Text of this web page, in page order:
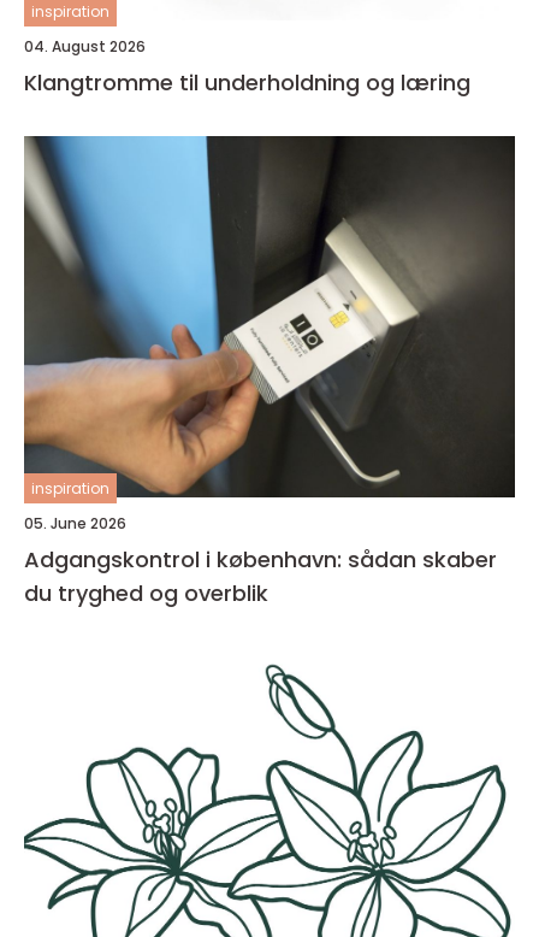
inspiration
04. August 2026
Klangtromme til underholdning og læring
inspiration
05. June 2026
Adgangskontrol i københavn: sådan skaber
du tryghed og overblik